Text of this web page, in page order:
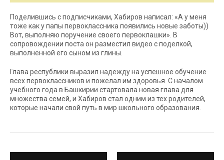
Поделившись с подписчиками, Хабиров написал: «А у меня
тоже как у папы первоклассника появились новые заботы))
Вот, выполняю поручение своего первоклашки». В
сопровождении поста он разместил видео с поделкой,
выполненной его сыном из глины.
Глава республики выразил надежду на успешное обучение
всех первоклассников и пожелал им здоровья. С началом
учебного года в Башкирии стартовала новая глава для
множества семей, и Хабиров стал одним из тех родителей,
которые начали свой путь в мир школьного образования.